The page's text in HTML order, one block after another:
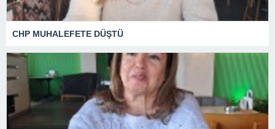
CHP MUHALEFETE DÜŞTÜ